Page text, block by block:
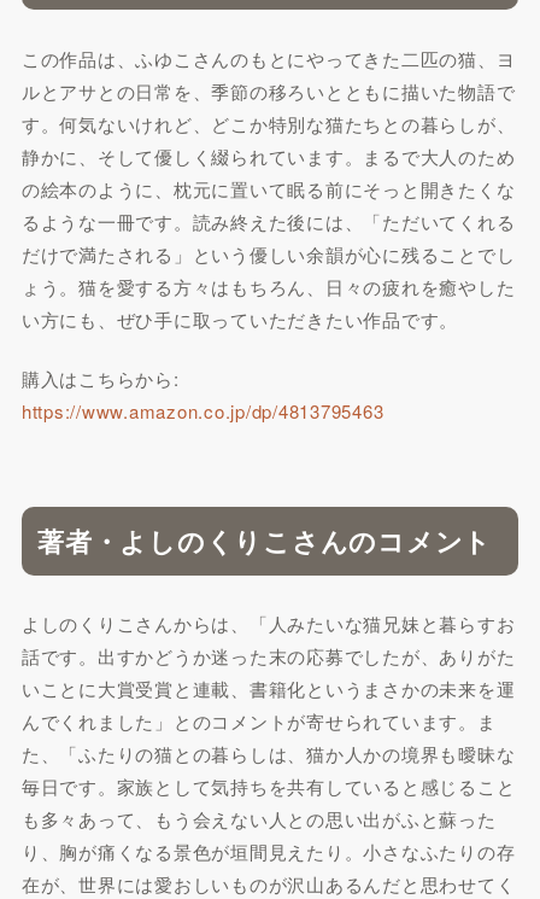
この作品は、ふゆこさんのもとにやってきた二匹の猫、ヨ
ルとアサとの日常を、季節の移ろいとともに描いた物語で
す。何気ないけれど、どこか特別な猫たちとの暮らしが、
静かに、そして優しく綴られています。まるで大人のため
の絵本のように、枕元に置いて眠る前にそっと開きたくな
るような一冊です。読み終えた後には、「ただいてくれる
だけで満たされる」という優しい余韻が心に残ることでし
ょう。猫を愛する方々はもちろん、日々の疲れを癒やした
い方にも、ぜひ手に取っていただきたい作品です。
購入はこちらから:
https://www.amazon.co.jp/dp/4813795463
著者・よしのくりこさんのコメント
よしのくりこさんからは、「人みたいな猫兄妹と暮らすお
話です。出すかどうか迷った末の応募でしたが、ありがた
いことに大賞受賞と連載、書籍化というまさかの未来を運
んでくれました」とのコメントが寄せられています。ま
た、「ふたりの猫との暮らしは、猫か人かの境界も曖昧な
毎日です。家族として気持ちを共有していると感じること
も多々あって、もう会えない人との思い出がふと蘇った
り、胸が痛くなる景色が垣間見えたり。小さなふたりの存
在が、世界には愛おしいものが沢山あるんだと思わせてく